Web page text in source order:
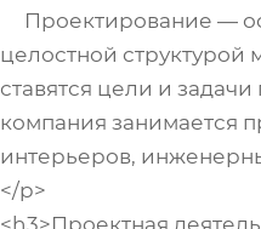
Проектирование —
целостной
ставятся цели и
компания занимается
интерьеров,
</p>
<h3>Проектная